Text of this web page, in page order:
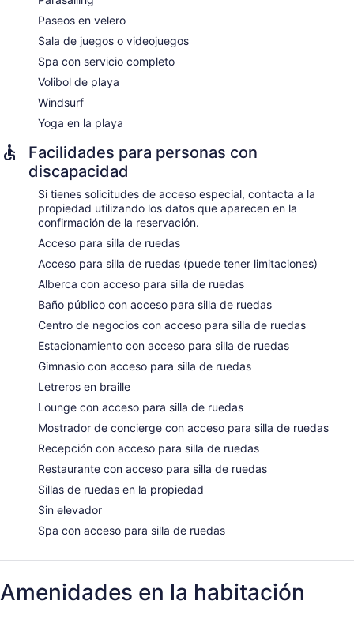
aromaterapia y hidroterapia.
Paseos en velero
Sala de juegos o videojuegos
Spa con servicio completo
Volibol de playa
Windsurf
Yoga en la playa
Facilidades para personas con
discapacidad
Si tienes solicitudes de acceso especial, contacta a la
propiedad utilizando los datos que aparecen en la
confirmación de la reservación.
Acceso para silla de ruedas
Acceso para silla de ruedas (puede tener limitaciones)
Alberca con acceso para silla de ruedas
Baño público con acceso para silla de ruedas
Centro de negocios con acceso para silla de ruedas
Estacionamiento con acceso para silla de ruedas
Gimnasio con acceso para silla de ruedas
Letreros en braille
Lounge con acceso para silla de ruedas
Mostrador de concierge con acceso para silla de ruedas
Recepción con acceso para silla de ruedas
Restaurante con acceso para silla de ruedas
Sillas de ruedas en la propiedad
Sin elevador
Spa con acceso para silla de ruedas
Amenidades en la habitación